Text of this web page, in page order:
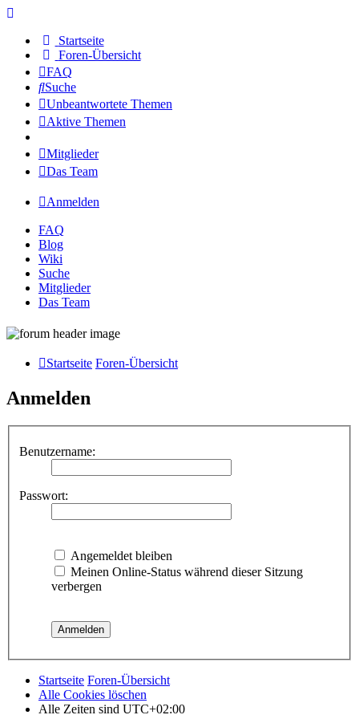
Startseite
Foren-Übersicht
FAQ
Suche
Unbeantwortete Themen
Aktive Themen
Mitglieder
Das Team
Anmelden
FAQ
Blog
Wiki
Suche
Mitglieder
Das Team
Startseite Foren-Übersicht
Anmelden
Benutzername:
Passwort:
Angemeldet bleiben
Meinen Online-Status während dieser Sitzung
verbergen
Startseite Foren-Übersicht
Alle Cookies löschen
Alle Zeiten sind UTC+02:00